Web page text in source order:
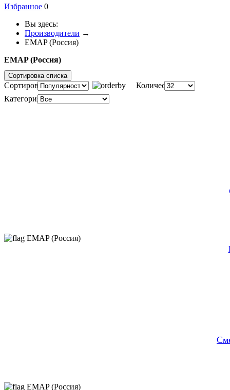
Избранное 0
Вы здесь:
Производители →
EMAP (Россия)
EMAP (Россия)
Сортировка списка
Сортировка:
Количество:
Категория:
EMAP (Россия)
EMAP (Россия)